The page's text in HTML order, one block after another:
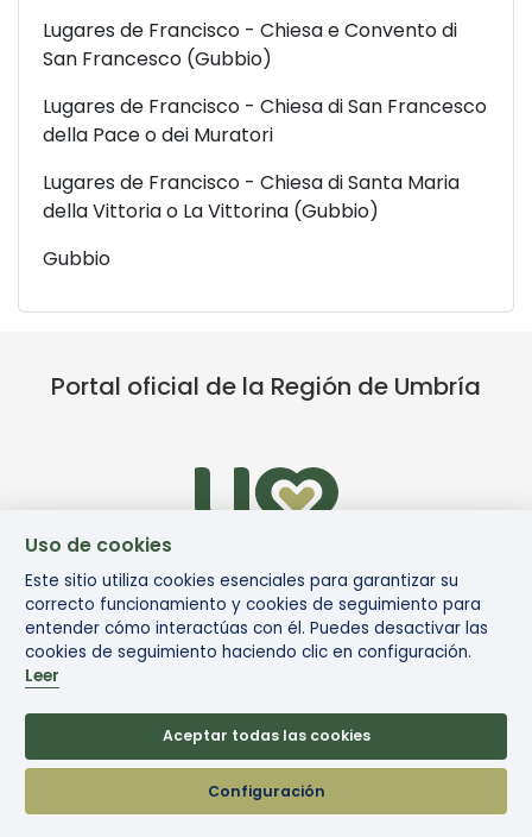
Lugares de Francisco - Chiesa e Convento di
San Francesco (Gubbio)
Lugares de Francisco - Chiesa di San Francesco
della Pace o dei Muratori
Lugares de Francisco - Chiesa di Santa Maria
della Vittoria o La Vittorina (Gubbio)
Gubbio
Portal oficial de la Región de Umbría
© Via di Francesco
Uso de cookies
Este sitio utiliza cookies esenciales para garantizar su
correcto funcionamiento y cookies de seguimiento para
entender cómo interactúas con él. Puedes desactivar las
cookies de seguimiento haciendo clic en configuración.
Leer
Aceptar todas las cookies
Configuración